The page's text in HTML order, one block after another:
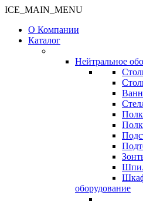
ICE_MAIN_MENU
О Компании
Каталог
Нейтральное
оборудование